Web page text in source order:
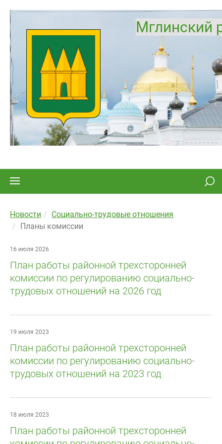
Мглинский
Новости
Социально-трудовые отношения
Планы комиссии
16 июля 2026
План работы районной трехсторонней
комиссии по регулированию социально-
трудовых отношений на 2026 год
19 июля 2023
План работы районной трехсторонней
комиссии по регулированию социально-
трудовых отношений на 2023 год
18 июля 2023
План работы районной трехсторонней